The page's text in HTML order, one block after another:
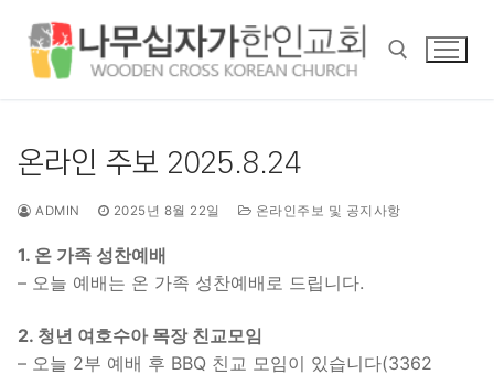
온라인 주보 2025.8.24
ADMIN 2025년 8월 22일 온라인주보 및 공지사항
1. 온 가족 성찬예배
– 오늘 예배는 온 가족 성찬예배로 드립니다.
2. 청년 여호수아 목장 친교모임
– 오늘 2부 예배 후 BBQ 친교 모임이 있습니다(3362